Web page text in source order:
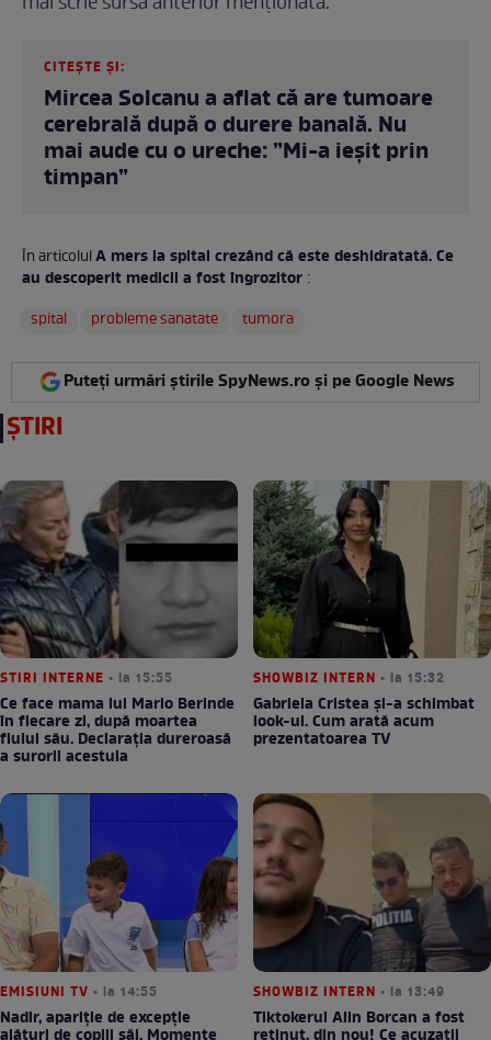
CITEȘTE ȘI:
Mircea Solcanu a aflat că are tumoare
cerebrală după o durere banală. Nu
mai aude cu o ureche: ”Mi-a ieșit prin
timpan”
În articolulA mers la spital crezând că este deshidratată. Ce
au descoperit medicii a fost îngrozitor :
spital
probleme sanatate tumora
Puteți urmări știrile SpyNews.ro și pe Google News
ȘTIRI
STIRI INTERNE • la 15:55
Ce face mama lui Mario Berinde
în fiecare zi, după moartea
fiului său. Declarația dureroasă
a surorii acestuia
SHOWBIZ INTERN • la 15:32
Gabriela Cristea și-a schimbat
look-ul. Cum arată acum
prezentatoarea TV
EMISIUNI TV • la 14:55
Nadir, apariție de excepție
SHOWBIZ INTERN • la 13:49
Tiktokerul Alin Borcan a fost